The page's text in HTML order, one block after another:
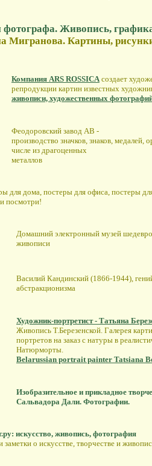
Живопись,
Мигранова. Картины,
Компания ARS ROSSICA создает
репродукции картин известных
живописи, художественных
Феодоровский завод АВ -
производство значков, знаков, медалей,
числе из драгоценных
металлов
для дома, постеры для офиса, постеры
посмотри!
Домашний электронный музей
живописи
Василий Кандинский (1866-1944),
абстракционизма
Художник-портретист - Татьяна
Живопись Т.Березенской. Галерея
портретов на заказ с натуры в
Натюрморты.
Belarussian portrait painter Tatsiana
Изобразительное и прикладное
Сальвадора Дали. Фотографии.
искусство, живопись, фотография
заметки о искусстве, творчестве и